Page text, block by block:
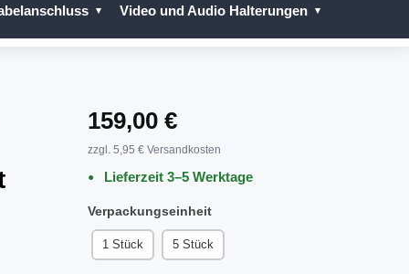
Video und Audio Halterungen
159,00 €
zzgl. 5,95 € Versandkosten
Lieferzeit 3–5 Werktage
Verpackungseinheit
1 Stück 5 Stück